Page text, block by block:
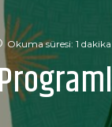
Okuma süresi: 1 dakika